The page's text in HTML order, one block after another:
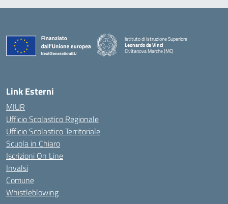
Istituto di Istruzione Superiore
Leonardo da Vinci
Civitanova Marche (MC)
Link Esterni
MIUR
Ufficio Scolastico Regionale
Ufficio Scolastico Territoriale
Scuola in Chiaro
Iscrizioni On Line
Invalsi
Comune
Whistleblowing